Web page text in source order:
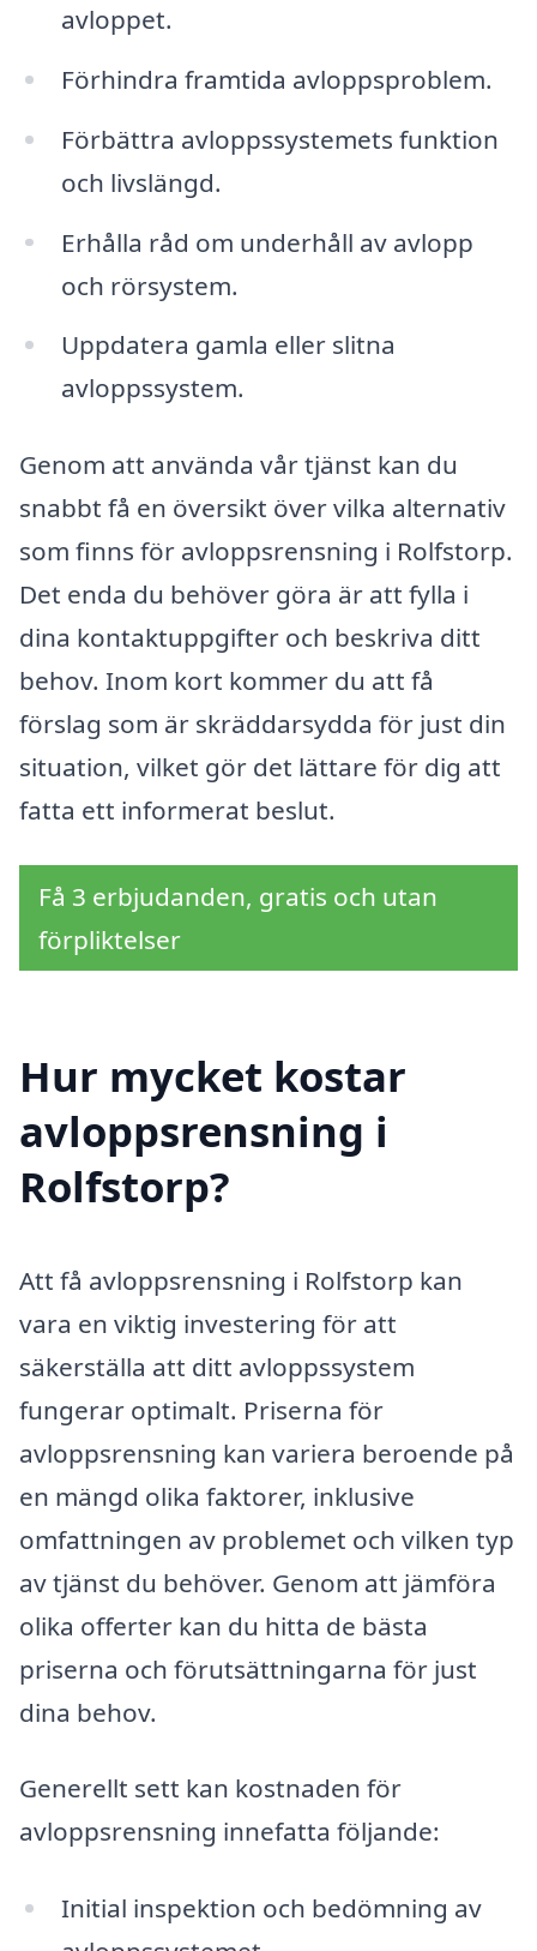
avloppet.
Förhindra framtida avloppsproblem.
Förbättra avloppssystemets funktion
och livslängd.
Erhålla råd om underhåll av avlopp
och rörsystem.
Uppdatera gamla eller slitna
avloppssystem.
Genom att använda vår tjänst kan du
snabbt få en översikt över vilka alternativ
som finns för avloppsrensning i Rolfstorp.
Det enda du behöver göra är att fylla i
dina kontaktuppgifter och beskriva ditt
behov. Inom kort kommer du att få
förslag som är skräddarsydda för just din
situation, vilket gör det lättare för dig att
fatta ett informerat beslut.
Få 3 erbjudanden, gratis och utan
förpliktelser
Hur mycket kostar
avloppsrensning i
Rolfstorp?
Att få avloppsrensning i Rolfstorp kan
vara en viktig investering för att
säkerställa att ditt avloppssystem
fungerar optimalt. Priserna för
avloppsrensning kan variera beroende på
en mängd olika faktorer, inklusive
omfattningen av problemet och vilken typ
av tjänst du behöver. Genom att jämföra
olika offerter kan du hitta de bästa
priserna och förutsättningarna för just
dina behov.
Generellt sett kan kostnaden för
avloppsrensning innefatta följande:
Initial inspektion och bedömning av